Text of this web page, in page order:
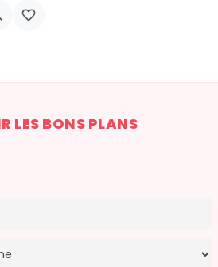
Spa
LES BONS PLANS